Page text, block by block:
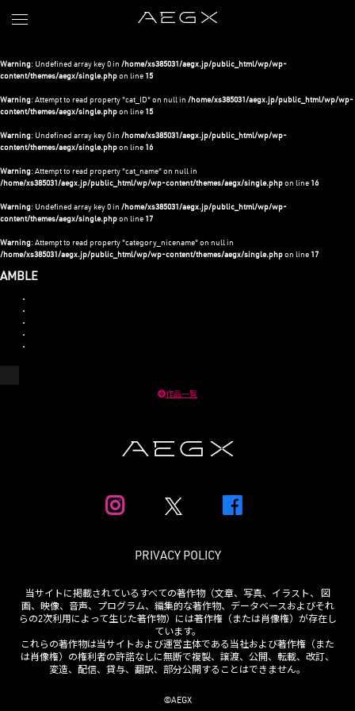
Warning: Undefined array key 0 in /home/xs385031/aegx.jp/public_html/wp/wp-
content/themes/aegx/single.php on line 15
Warning: Attempt to read property "cat_ID" on null in /home/xs385031/aegx.jp/public_html/wp/wp-
content/themes/aegx/single.php on line 15
Warning: Undefined array key 0 in /home/xs385031/aegx.jp/public_html/wp/wp-
content/themes/aegx/single.php on line 16
Warning: Attempt to read property "cat_name" on null in
/home/xs385031/aegx.jp/public_html/wp/wp-content/themes/aegx/single.php on line 16
Warning: Undefined array key 0 in /home/xs385031/aegx.jp/public_html/wp/wp-
content/themes/aegx/single.php on line 17
Warning: Attempt to read property "category_nicename" on null in
/home/xs385031/aegx.jp/public_html/wp/wp-content/themes/aegx/single.php on line 17
AMBLE
作品一覧
PRIVACY POLICY
当サイトに掲載されているすべての著作物（文章、写真、イラスト、 図
画、映像、音声、プログラム、編集的な著作物、データベースおよびそれ
らの2次利用によって生じた著作物）には著作権（または肖像権）が存在し
ています。
これらの著作物は当サイトおよび運営主体である当社および著作権（また
は肖像権）の権利者の許諾なしに無断で複製、譲渡、公開、転載、改訂、
変造、配信、貸与、翻訳、部分公開することはできません。
©AEGX